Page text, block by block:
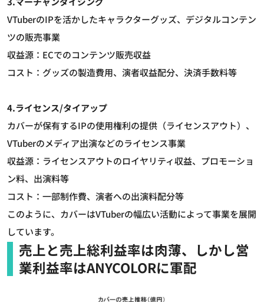
VTuberのIPを活かしたキャラクターグッズ、デジタルコンテン
ツの販売事業
収益源：ECでのコンテンツ販売収益
コスト：グッズの製造費用、演者収益配分、決済手数料等
4.ライセンス/タイアップ
カバーが保有するIPの使用権利の提供（ライセンスアウト）、
VTuberのメディア出演などのライセンス事業
収益源：ライセンスアウトのロイヤリティ収益、プロモーショ
ン料、出演料等
コスト：一部制作費、演者への出演料配分等
このように、カバーはVTuberの幅広い活動によって事業を展開
しています。
売上と売上総利益率は肉薄、しかし営
業利益率はANYCOLORに軍配